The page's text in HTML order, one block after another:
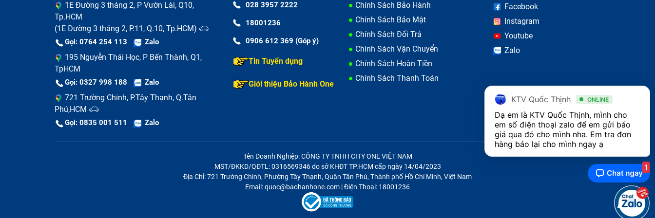
Bạn hãy tìm trung tâm uy tín, gọi điện tới và nói rõ tình trạng máy để nhân viên tiếp nhận thông tin, tư vấn
xem có cần thiết phải thay loa mới hay xử lý được tại nhà.
Nếu cần thay thế, hãy chọn nơi có chế độ bảo hành tốt, phụ kiện, linh kiện chính hãng có tem để đảm bảo
Laptop của bạn được thay thế, sửa chữa đúng bệnh, an toàn cho thiết bị, tránh “tiền mất, tật mang”.
Bạn hãy đề nghị theo dõi quá trình sửa chữa, thay thế để đảm bảo không bị thay, tráo linh kiện.
Sau sửa chữa, hãy kiểm tra kỹ thông tin bảo hành trên phiếu mà cửa hàng bàn giao cho bạn.
Bảo Hành One - địa chỉ thay loa Laptop Asus FX505 chính hãng, uy tín
1E Đường 3 tháng 2, P Vườn Lài, Q10,
Tp.HCM
(1E Đường 3 tháng 2, P.11, Q.10, Tp.HCM)
Gọi: 0764 254 113 Zalo
195 Nguyễn Thái Học, P Bến Thành, Q1,
TpHCM
Gọi: 0327 998 188 Zalo
721 Trường Chinh, P.Tây Thạnh, Q.Tân
Phú,HCM
Gọi: 0835 001 511 Zalo
028 3957 2222
18001236
0906 612 369 (Góp ý)
Tin Tuyển dụng
Giới thiệu Bảo Hành One
Chính Sách Bảo Hành
Chính Sách Bảo Mật
Chính Sách Đổi Trả
Chính Sách Vận Chuyển
Chính Sách Hoàn Tiền
Chính Sách Thanh Toán
Facebook
Instagram
Youtube
Zalo
Tên Doanh Nghiệp: CÔNG TY TNHH CITY ONE VIỆT NAM
MST/ĐKKD/QĐTL: 0316569346 do sở KHĐT TP.HCM cấp ngày 14/04/2023
Địa Chỉ: 721 Trường Chinh, Phường Tây Thạnh, Quận Tân Phú, Thành phố Hồ Chí Minh, Việt Nam
Email: quoc@baohanhone.com | Điện Thoại: 18001236
KTV Quốc Thịnh ONLINE
Dạ em là KTV Quốc Thịnh, mình cho
em số điện thoại zalo để em gửi báo
giá qua đó cho mình nha. Em tra đơn
hàng báo lại cho mình ngay ạ
1